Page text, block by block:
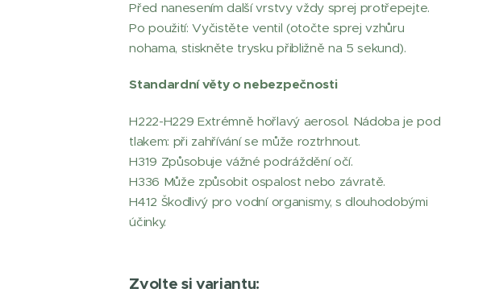
Před nanesením další vrstvy vždy sprej protřepejte.
Po použití: Vyčistěte ventil (otočte sprej vzhůru
nohama, stiskněte trysku přibližně na 5 sekund).
Standardní věty o nebezpečnosti
H222-H229 Extrémně hořlavý aerosol. Nádoba je pod
tlakem: při zahřívání se může roztrhnout.
H319 Způsobuje vážné podráždění očí.
H336 Může způsobit ospalost nebo závratě.
H412 Škodlivý pro vodní organismy, s dlouhodobými
účinky.
Zvolte si variantu: